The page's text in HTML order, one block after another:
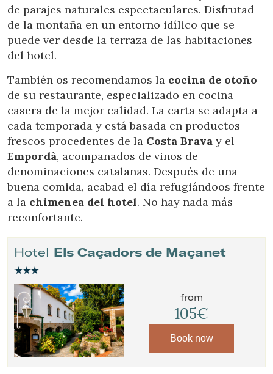
de parajes naturales espectaculares. Disfrutad
de la montaña en un entorno idílico que se
puede ver desde la terraza de las habitaciones
del hotel.
También os recomendamos la cocina de otoño
de su restaurante, especializado en cocina
casera de la mejor calidad. La carta se adapta a
cada temporada y está basada en productos
frescos procedentes de la Costa Brava y el
Empordà, acompañados de vinos de
denominaciones catalanas. Después de una
buena comida, acabad el día refugiándoos frente
a la chimenea del hotel. No hay nada más
reconfortante.
Hotel Els Caçadors de Maçanet
from
105€
Book now
Modify cookies
Technical and functional
Always active
This website uses its own Cookies to collect information in